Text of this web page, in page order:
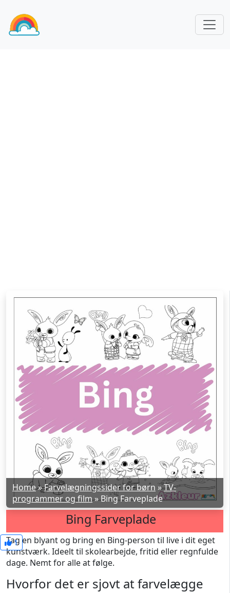
Home»Farvelægningssider for børn »TV-
programmer og film»Bing Farveplade
Bing Farveplade
1
Tag en blyant og bring en Bing-person til live i dit eget
kunstværk. Ideelt til skolearbejde, fritid eller regnfulde
dage. Nemt for alle at følge.
Hvorfor det er sjovt at farvelægge